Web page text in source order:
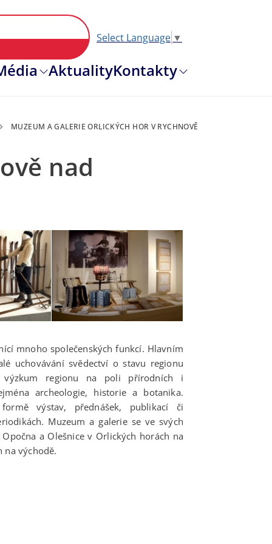
Select Language ▼
AktualityKontakty
MUZEUM A GALERIE ORLICKÝCH HOR V RYCHNOVĚ
nad
mnoho společenských funkcí. Hlavním
uchovávání svědectví o stavu regionu
výzkum regionu na poli přírodních i
archeologie, historie a botanika.
výstav, přednášek, publikací či
Muzeum a galerie se ve svých
a Olešnice v Orlických horách na
na východě.